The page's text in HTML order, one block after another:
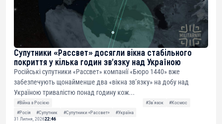
Супутники «Рассвет» досягли вікна стабільного
покриття у кілька годин зв’язку над Україною
Російські супутники «Рассвет» компанії «Бюро 1440» вже
забезпечують щонайменше два «вікна зв’язку» на добу над
Україною тривалістю понад годину кож...
#Війна з Росією #Звʼязок
#Космос
#Росія
#Супутник #Супутники «Рассвет»
#Україна
31 Липня, 202622:46